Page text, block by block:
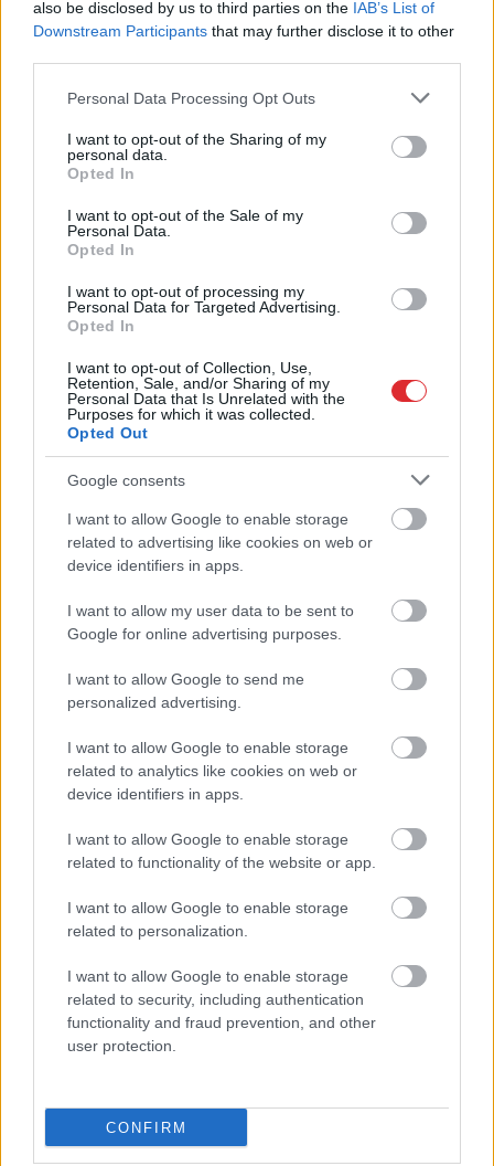
also be disclosed by us to third parties on the IAB’s List of
Downstream Participants that may further disclose it to other
Please note that this website/app uses one or more Google
not limited to your visit or usage behaviour. You may click to
grant or deny consent to Google and its third-party tags to
use your data for below specified purposes in below Google
consent section.
Personal Data Processing Opt Outs
I want to opt-out of the Sharing of my
personal data.
Opted In
I want to opt-out of the Sale of my
Personal Data.
Opted In
I want to opt-out of processing my
Personal Data for Targeted Advertising.
Opted In
I want to opt-out of Collection, Use,
Retention, Sale, and/or Sharing of my
Personal Data that Is Unrelated with the
Purposes for which it was collected.
Opted Out
Google consents
I want to allow Google to enable storage
related to advertising like cookies on web or
device identifiers in apps.
I want to allow my user data to be sent to
Google for online advertising purposes.
I want to allow Google to send me
personalized advertising.
I want to allow Google to enable storage
related to analytics like cookies on web or
device identifiers in apps.
I want to allow Google to enable storage
related to functionality of the website or app.
I want to allow Google to enable storage
related to personalization.
I want to allow Google to enable storage
related to security, including authentication
functionality and fraud prevention, and other
user protection.
CONFIRM
pētnieks un mūzikas
Vāvere
kasa galvu –
laikam pārstājusi
darboties
Nosaukti nāvējošākie
automobiļi uz ceļiem:
turam īkšķus, lai neatrodi
sarakstā savu auto
Vai būs jātaisa jauna
eID karte? LVRTC atbild
gada beigās daļai
sabiedrības
pārmaiņām
Kāpēckaķi tieši naktīs
dīvainais mīluļa
paradums
Atcelt Ziņot